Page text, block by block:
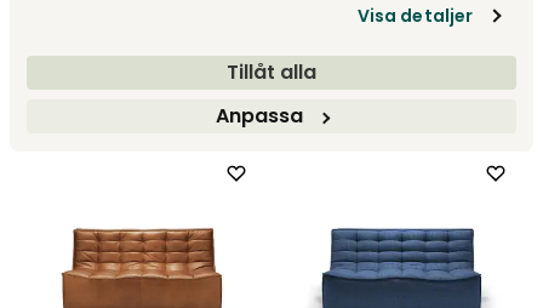
Visa detaljer
Tillåt alla
Anpassa
18 065 kr
Chestnut
34 589 kr